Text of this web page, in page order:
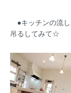
●キッチンの流
吊るしてみて☆